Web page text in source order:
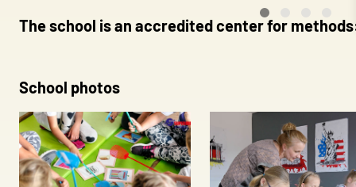
The school is an accredited center for
School photos
Marketing
Unclassified
Unclassified cookies are